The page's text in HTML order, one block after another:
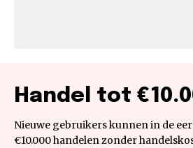
Handel tot
Nieuwe gebruikers kunnen in de
€10.000 handelen zonder